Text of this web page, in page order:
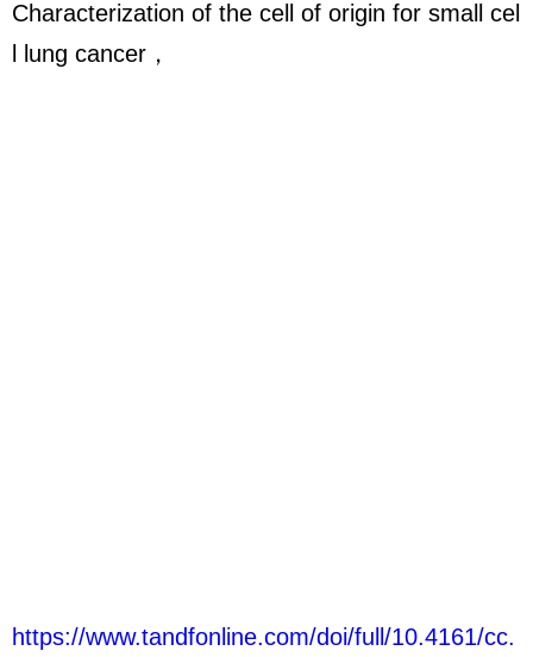
Characterization of the cell of origin for small cel
l lung cancer，
https://www.tandfonline.com/doi/full/10.4161/cc.